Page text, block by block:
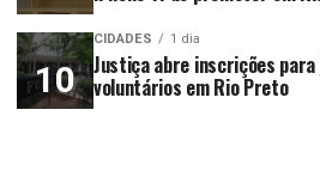
CIDADES 1 dia
Justiça abre inscrições
voluntários em Rio Preto